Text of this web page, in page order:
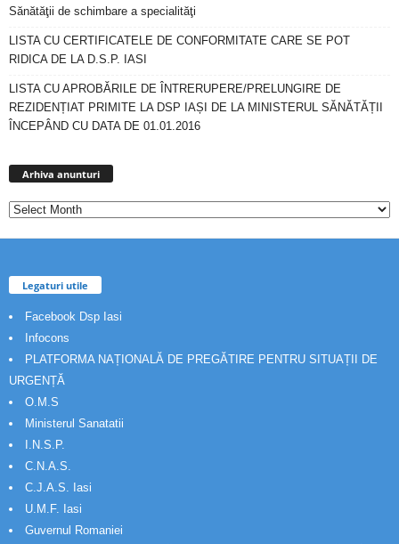
Sănătăţii de schimbare a specialităţi
LISTA CU CERTIFICATELE DE CONFORMITATE CARE SE POT
RIDICA DE LA D.S.P. IASI
LISTA CU APROBĂRILE DE ÎNTRERUPERE/PRELUNGIRE DE
REZIDENȚIAT PRIMITE LA DSP IAȘI DE LA MINISTERUL SĂNĂTĂȚII
ÎNCEPÂND CU DATA DE 01.01.2016
Arhiva anunturi
Legaturi utile
Facebook Dsp Iasi
Infocons
PLATFORMA NAȚIONALĂ DE PREGĂTIRE PENTRU SITUAȚII DE
URGENȚĂ
O.M.S
Ministerul Sanatatii
I.N.S.P.
C.N.A.S.
C.J.A.S. Iasi
U.M.F. Iasi
Guvernul Romaniei